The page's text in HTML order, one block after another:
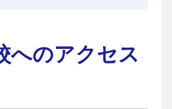
へのアクセス